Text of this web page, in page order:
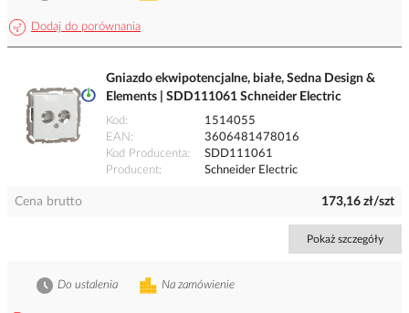
Dodaj do porównania
Gniazdo ekwipotencjalne, białe, Sedna Design &
Elements | SDD111061 Schneider Electric
Kod
1514055
EAN
3606481478016
Kod Producenta
SDD111061
Producent
Schneider Electric
Cena brutto 173,16 zł/szt
Pokaż szczegóły
Na zamówienie
Do ustalenia